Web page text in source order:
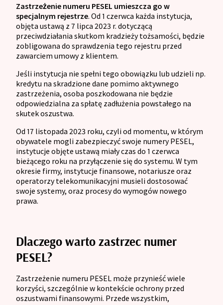
Zastrzeżenie numeru PESEL umieszcza go w
specjalnym rejestrze. Od 1 czerwca każda instytucja,
objęta ustawą z 7 lipca 2023 r. dotyczącą
przeciwdziałania skutkom kradzieży tożsamości, będzie
zobligowana do sprawdzenia tego rejestru przed
zawarciem umowy z klientem.
Jeśli instytucja nie spełni tego obowiązku lub udzieli np.
kredytu na skradzione dane pomimo aktywnego
zastrzeżenia, osoba poszkodowana nie będzie
odpowiedzialna za spłatę zadłużenia powstałego na
skutek oszustwa.
Od 17 listopada 2023 roku, czyli od momentu, w którym
obywatele mogli zabezpieczyć swoje numery PESEL,
instytucje objęte ustawą miały czas do 1 czerwca
bieżącego roku na przyłączenie się do systemu. W tym
okresie firmy, instytucje finansowe, notariusze oraz
operatorzy telekomunikacyjni musieli dostosować
swoje systemy, oraz procesy do wymogów nowego
prawa.
Dlaczego warto zastrzec numer
PESEL?
Zastrzeżenie numeru PESEL może przynieść wiele
korzyści, szczególnie w kontekście ochrony przed
oszustwami finansowymi. Przede wszystkim,